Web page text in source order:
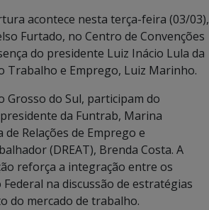
acontece nesta terça-feira (03/03),
Furtado, no Centro de Convenções
do presidente Luiz Inácio Lula da
Trabalho e Emprego, Luiz Marinho.
Grosso do Sul, participam do
da Funtrab, Marina
Relações de Emprego e
(DREAT), Brenda Costa. A
reforça a integração entre os
na discussão de estratégias
do mercado de trabalho.